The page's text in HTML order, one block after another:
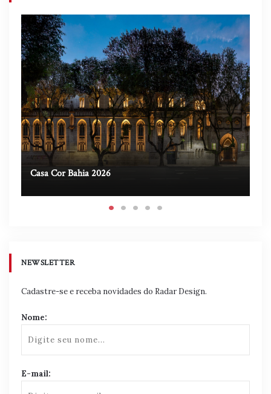
Casa Cor Bahia 2026
NEWSLETTER
Cadastre-se e receba novidades do Radar Design.
Nome:
E-mail: